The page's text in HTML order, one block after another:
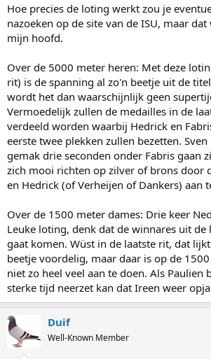
Hoe precies de loting werkt zou je
nazoeken op de site van de ISU, maar
mijn hoofd.
Over de 5000 meter heren: Met deze
rit) is de spanning al zo'n beetje uit de
wordt het dan waarschijnlijk geen
Vermoedelijk zullen de medailles in de
verdeeld worden waarbij Hedrick en
eerste twee plekken zullen bezetten.
gemak drie seconden onder Fabris gaan
zich mooi richten op zilver of brons door
en Hedrick (of Verheijen of Dankers) aan
Over de 1500 meter dames: Drie keer
Leuke loting, denk dat de winnares uit de
gaat komen. Wüst in de laatste rit, dat
beetje voordelig, maar daar is op de
niet zo heel veel aan te doen. Als Paulien
sterke tijd neerzet kan dat Ireen weer
Duif
Well-Known Member